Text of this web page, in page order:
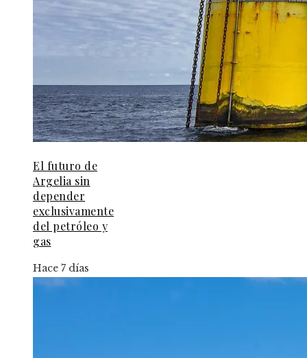
El futuro de
Argelia sin
depender
exclusivamente
del petróleo y
gas
Hace 7 días